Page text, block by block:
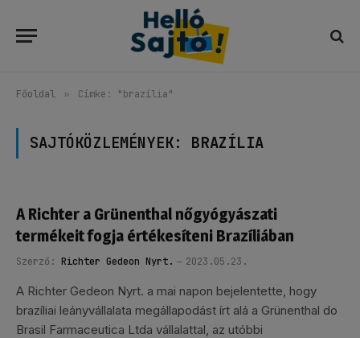
Főoldal » Címke: "brazília"
SAJTÓKÖZLEMÉNYEK: BRAZÍLIA
A Richter a Grünenthal nőgyógyászati
termékeit fogja értékesíteni Brazíliában
Szerző: Richter Gedeon Nyrt. 2023.05.23.
A Richter Gedeon Nyrt. a mai napon bejelentette, hogy
brazíliai leányvállalata megállapodást írt alá a Grünenthal do
Brasil Farmaceutica Ltda vállalattal, az utóbbi